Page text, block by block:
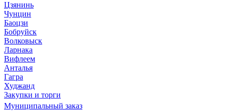
Цзянинь
Чунцин
Баоцзи
Бобруйск
Волковыск
Ларнака
Вифлеем
Анталья
Гагра
Худжанд
Закупки и торги
Муниципальный заказ